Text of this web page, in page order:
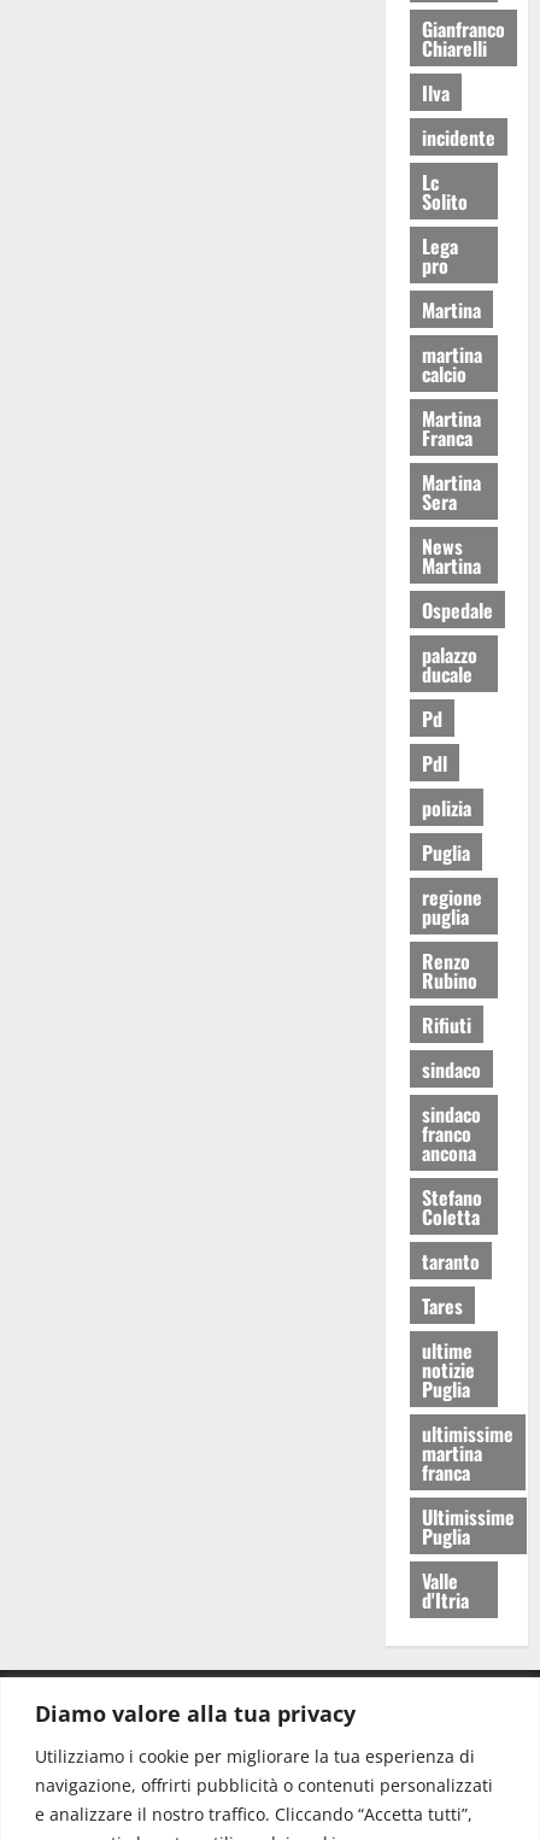
Diamo valore alla tua privacy
Utilizziamo i cookie per migliorare la tua esperienza di
navigazione, offrirti pubblicità o contenuti personalizzati
e analizzare il nostro traffico. Cliccando “Accetta tutti”,
Gianfranco
Chiarelli
Ilva
incidente
Lc
Solito
Lega
pro
Martina
martina
calcio
Martina
Franca
Martina
Sera
News
Martina
Ospedale
palazzo
ducale
Pd
Pdl
polizia
Puglia
regione
puglia
Renzo
Rubino
Rifiuti
sindaco
sindaco
franco
ancona
Stefano
Coletta
taranto
Tares
ultime
notizie
Puglia
ultimissime
martina
franca
Ultimissime
Puglia
Valle
d'Itria
Redazione: redazione@www.martinasera.it
Direttore:direttore@www.martinasera.it